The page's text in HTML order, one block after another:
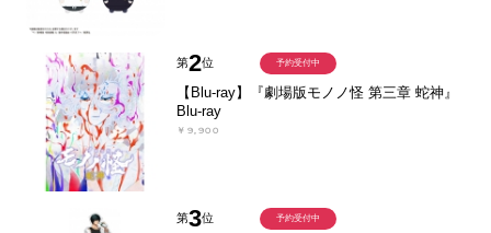
第2位
【Blu-ray】『劇場版モノノ怪 第三章 蛇神』
Blu-ray
￥9,900
予約受付中
第3位 予約受付中